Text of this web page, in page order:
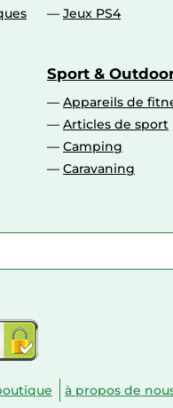
Jeux PS4
Sport &
Appareils de
Articles de sport
Camping
Caravaning
à propos de